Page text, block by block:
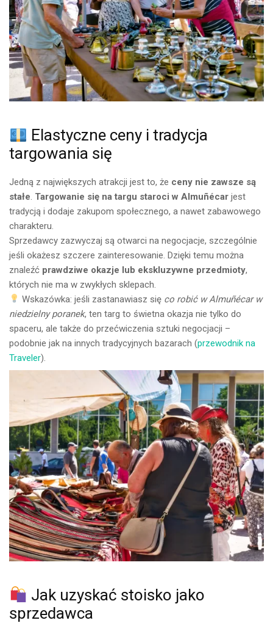
Elastyczne ceny i tradycja
targowania się
Jedną z największych atrakcji jest to, że ceny nie zawsze są
stałe Targowanie się na targu staroci w Almuñécar jest
tradycją i dodaje zakupom społecznego, a nawet zabawowego
charakteru.
Sprzedawcy zazwyczaj są otwarci na negocjacje, szczególnie
jeśli okażesz szczere zainteresowanie. Dzięki temu można
znaleźć prawdziwe okazje lub ekskluzywne przedmioty,
których nie ma w zwykłych sklepach.
Wskazówka: jeśli zastanawiasz się co robić w Almuñécar w
niedzielny poranek, ten targ to świetna okazja nie tylko do
spaceru, ale także do przećwiczenia sztuki negocjacji –
podobnie jak na innych tradycyjnych bazarach (przewodnik na
Traveler).
Jak uzyskać stoisko jako
sprzedawca